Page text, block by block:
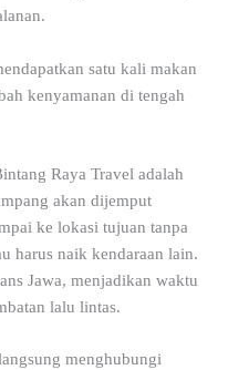
satu kali makan
kenyamanan di tengah
Raya Travel adalah
akan dijemput
ke lokasi tujuan tanpa
harus naik kendaraan lain.
Jawa, menjadikan waktu
lalu lintas.
menghubungi